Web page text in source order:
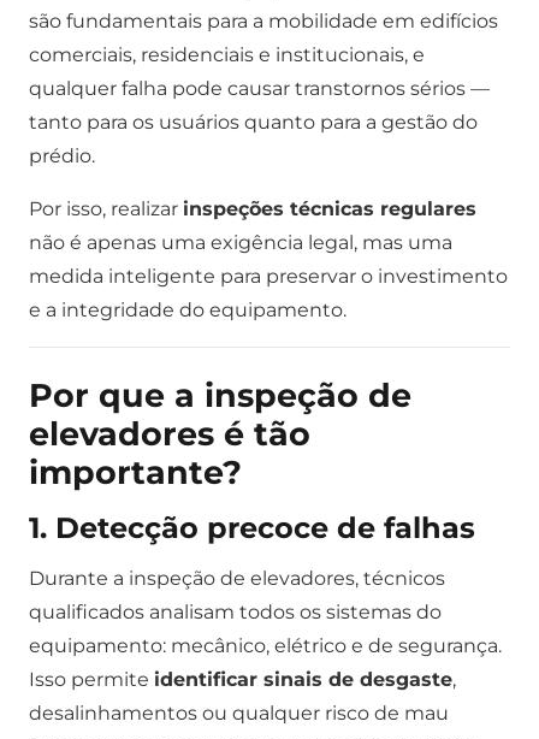
são fundamentais para a mobilidade em edifícios
comerciais, residenciais e institucionais, e
qualquer falha pode causar transtornos sérios —
tanto para os usuários quanto para a gestão do
prédio.
Por isso, realizar inspeções técnicas regulares
não é apenas uma exigência legal, mas uma
medida inteligente para preservar o investimento
e a integridade do equipamento.
Por que a inspeção de
elevadores é tão
importante?
1. Detecção precoce de falhas
Durante a inspeção de elevadores, técnicos
qualificados analisam todos os sistemas do
equipamento: mecânico, elétrico e de segurança.
Isso permite identificar sinais de desgaste,
desalinhamentos ou qualquer risco de mau